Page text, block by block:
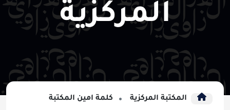
المركزية
المكتبة المركزية كلمة امين المكتبة